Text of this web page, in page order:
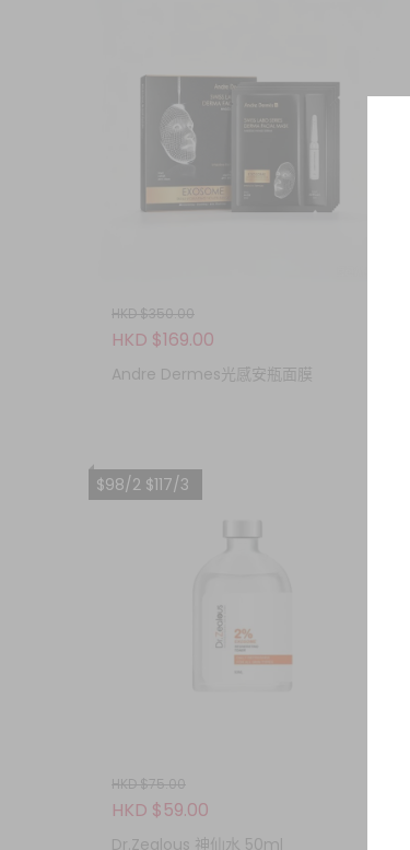
HKD $350.00
HKD $169.00
Andre Dermes光感安瓶面膜
$98/2 $117/3
HKD $75.00
HKD $59.00
Dr.Zealous 神仙水 50ml